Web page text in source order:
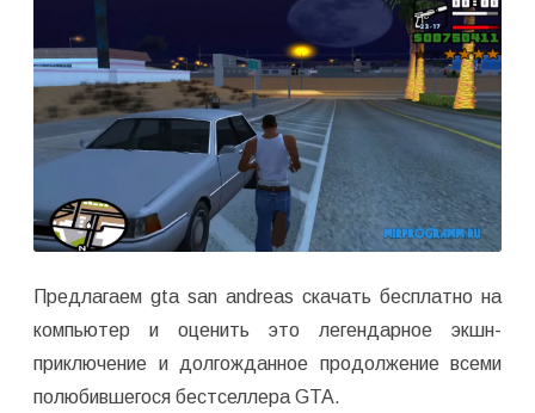
Предлагаем gta san andreas скачать бесплатно на
компьютер и оценить это легендарное экшн-
приключение и долгожданное продолжение всеми
полюбившегося бестселлера GTA.